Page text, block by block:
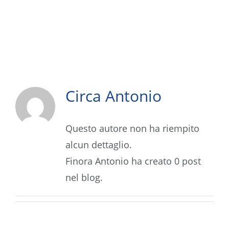
Circa Antonio
Questo autore non ha riempito
alcun dettaglio.
Finora Antonio ha creato 0 post
nel blog.